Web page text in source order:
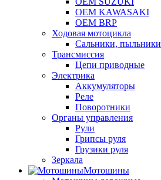
OEM KAWASAKI
OEM BRP
Ходовая мотоцикла
Сальники, пыльники
Трансмиссия
Цепи приводные
Электрика
Аккумуляторы
Реле
Поворотники
Органы управления
Рули
Грипсы руля
Грузики руля
Зеркала
Мотошины